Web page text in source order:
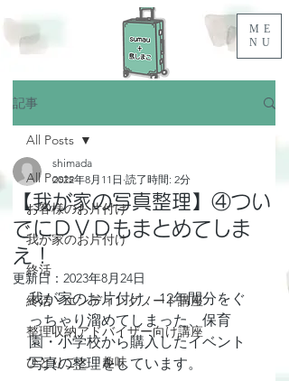
ME
NU
記事
All Posts
お客様のお片付け
我が家のお片付け
終活
終活・エンディングノート講座
整理収納アドバイザー向け講座
ひとりごと、趣味
All Posts
【我が家の写真整理】④つい
でにＤＶＤもまとめてしま
え！
shimada
2022年8月11日 読了時間: 2分
更新日： 2023年8月24日
我が家のお片付け、12年間分をぐ
っちゃり溜めてしまった、保育
園・小学校から購入したイベント
写真の整理をしています。